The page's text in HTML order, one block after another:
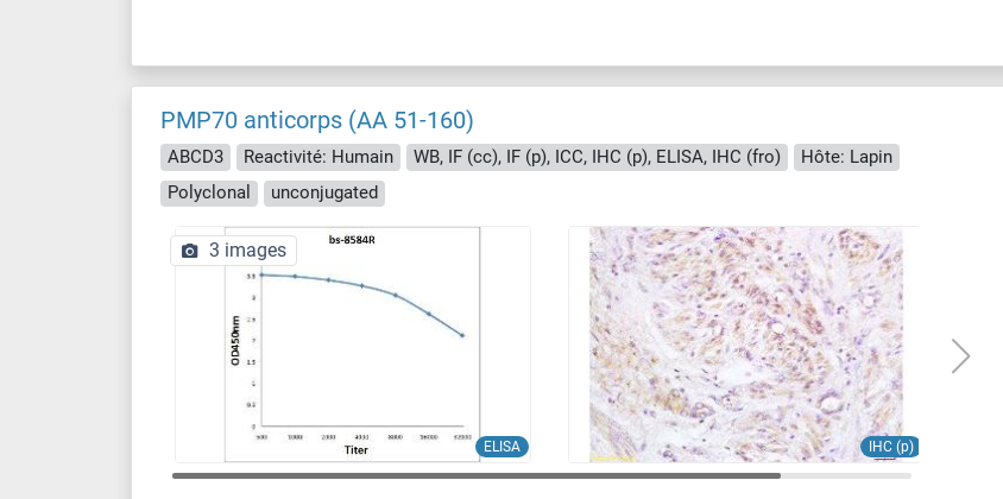
PMP70 anticorps (AA 51-160)
ABCD3 Reactivité: Humain WB, IF (cc), IF (p), ICC, IHC (p), ELISA, IHC (fro)
Hôte: Lapin
Polyclonal
unconjugated
ELISA IHC (p)
3 images